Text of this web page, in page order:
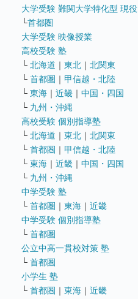
大学受験 難関大学特化型 現役
└首都圏
大学受験 映像授業
高校受験 塾
└ 北海道 ｜ 東北 ｜ 北関東
└ 首都圏 ｜ 甲信越・北陸
└ 東海 ｜ 近畿 ｜ 中国・四国
└ 九州・沖縄
高校受験 個別指導塾
└ 北海道 ｜ 東北 ｜ 北関東
└ 首都圏 ｜ 甲信越・北陸
└ 東海 ｜ 近畿 ｜ 中国・四国
└ 九州・沖縄
中学受験 塾
└ 首都圏 ｜ 東海 ｜ 近畿
中学受験 個別指導塾
└ 首都圏
公立中高一貫校対策 塾
└ 首都圏
小学生 塾
└ 首都圏 ｜ 東海 ｜ 近畿